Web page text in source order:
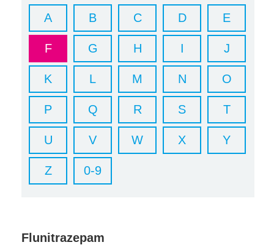
A B C D E
F G H I J
K L M N O
P Q R S T
U V W X Y
Z 0-9
Flunitrazepam